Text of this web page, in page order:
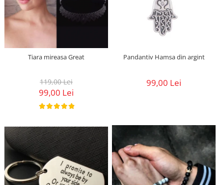
Tiara mireasa Great
119,00 Lei
99,00 Lei
Pandantiv Hamsa din argint
99,00 Lei